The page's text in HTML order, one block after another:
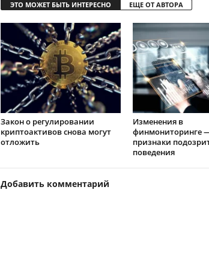
ЭТО МОЖЕТ БЫТЬ ИНТЕРЕСНО ЕЩЕ ОТ АВТОРА
Закон о регулировании
криптоактивов снова могут
отложить
Изменения в
финмониторинге
признаки
поведения
Добавить комментарий